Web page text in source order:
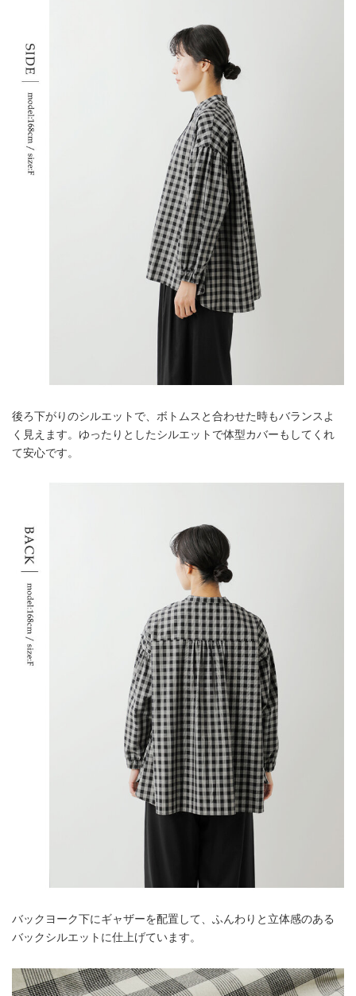
後ろ下がりのシルエットで、ボトムスと合わせた時もバランスよ
く見えます。ゆったりとしたシルエットで体型カバーもしてくれ
て安心です。
バックヨーク下にギャザーを配置して、ふんわりと立体感のある
バックシルエットに仕上げています。